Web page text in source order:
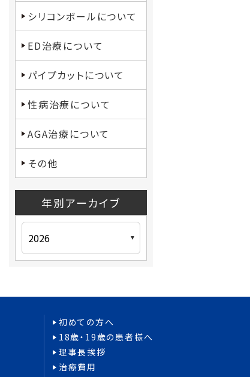
シリコンボールについて
ED治療について
パイプカットについて
性病治療について
AGA治療について
その他
年別アーカイブ
初めての方へ
18歳・19歳の患者様へ
理事長挨拶
治療費用